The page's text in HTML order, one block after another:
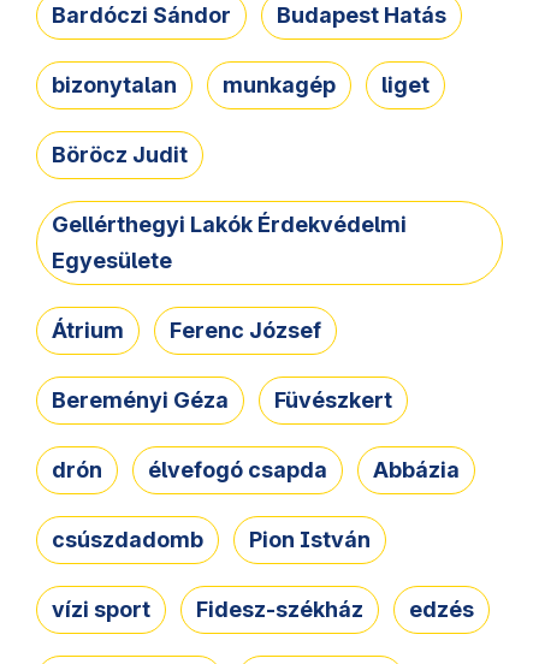
Bardóczi Sándor Budapest Hatás
bizonytalan munkagép liget
Böröcz Judit
Gellérthegyi Lakók Érdekvédelmi
Egyesülete
Átrium Ferenc József
Bereményi Géza Füvészkert
drón élvefogó csapda Abbázia
csúszdadomb Pion István
vízi sport Fidesz-székház edzés